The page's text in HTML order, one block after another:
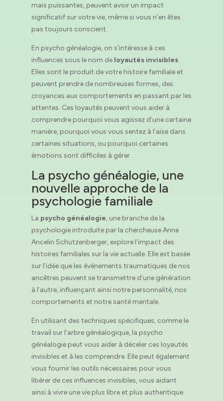
mais puissantes, peuvent avoir un impact
significatif sur votre vie, même si vous n’en êtes
pas toujours conscient.
En psycho généalogie, on s’intéresse à ces
influences sous le nom de loyautés invisibles.
Elles sont le produit de votre histoire familiale et
peuvent prendre de nombreuses formes, des
croyances aux comportements en passant par les
attentes. Ces loyautés peuvent vous aider à
comprendre pourquoi vous agissez d’une certaine
manière, pourquoi vous vous sentez à l’aise dans
certaines situations, ou pourquoi certaines
émotions sont difficiles à gérer.
La psycho généalogie, une
nouvelle approche de la
psychologie familiale
La psycho généalogie, une branche de la
psychologie introduite par la chercheuse Anne
Ancelin Schutzenberger, explore l’impact des
histoires familiales sur la vie actuelle. Elle est basée
sur l’idée que les événements traumatiques de nos
ancêtres peuvent se transmettre d’une génération
à l’autre, influençant ainsi notre personnalité, nos
comportements et notre santé mentale.
En utilisant des techniques spécifiques, comme le
travail sur l’arbre généalogique, la psycho
généalogie peut vous aider à déceler ces loyautés
invisibles et à les comprendre. Elle peut également
vous fournir les outils nécessaires pour vous
libérer de ces influences invisibles, vous aidant
ainsi à vivre une vie plus libre et plus authentique.